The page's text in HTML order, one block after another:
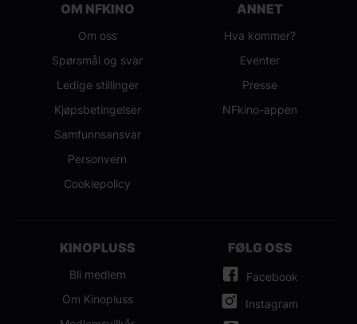
OM NFKINO
Om oss
Spørsmål og svar
Ledige stillinger
Kjøpsbetingelser
Samfunnsansvar
Personvern
Cookiepolicy
ANNET
Hva kommer?
Eventer
Presse
NFkino-appen
KINOPLUSS
Bli medlem
Om Kinopluss
FØLG OSS
Facebook
Instagram